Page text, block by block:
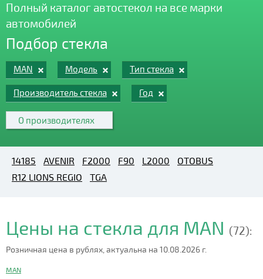
Полный каталог автостекол на все марки
автомобилей
Подбор стекла
MAN Модель Тип стекла
Производитель стекла Год
О производителях
14185 AVENIR F2000 F90 L2000
OTOBUS
R12 LIONS REGIO
TGA
Цены на стекла для MAN (72):
Розничная цена в рублях, актуальна на 10.08.2026 г.
MAN